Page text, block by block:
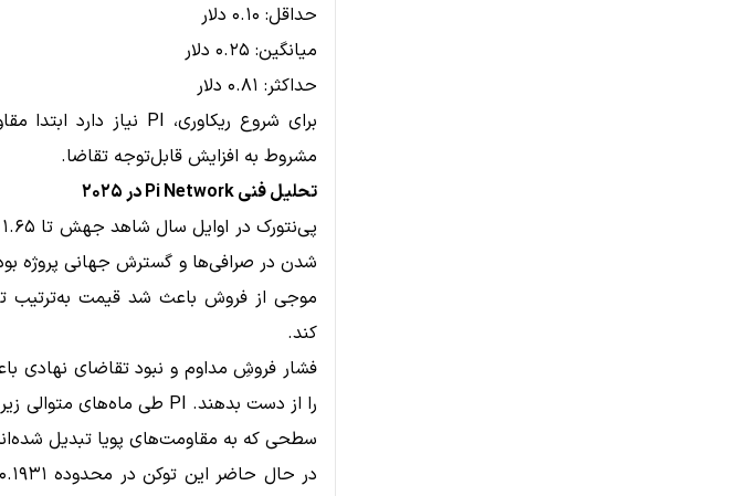
حداقل: ۰.۱۰ دلار
میانگین: ۰.۲۵ دلار
حداکثر: ۰.۸۱ دلار
مشروط به افزایش قابل‌توجه تقاضا.
تحلیل فنی Pi Network در ۲۰۲۵
شدن در صرافی‌ها و گسترش جهانی پروژه
کند.
فشار فروشِ مداوم و نبود تقاضای نهادی
سطحی که به مقاومت‌های پویا تبدیل